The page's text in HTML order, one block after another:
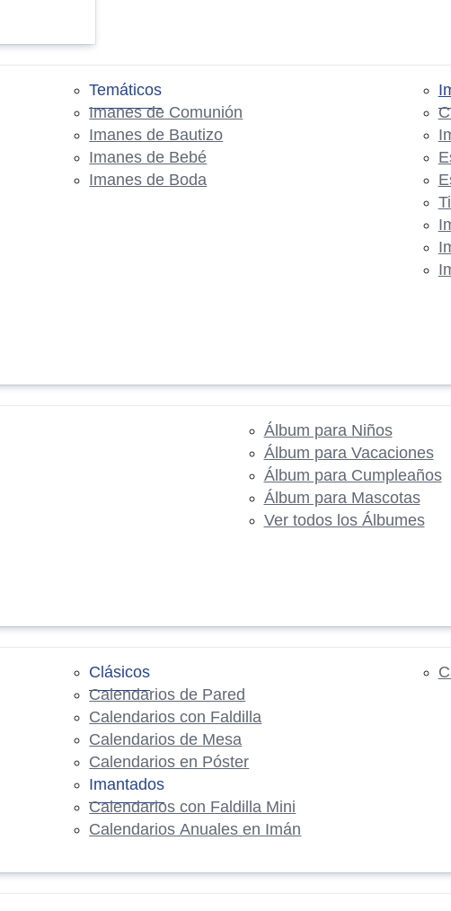
Temáticos
Imanes de Comunión
Imanes de Bautizo
Imanes de Bebé
Imanes de Boda
Álbum para Niños
Álbum para Vacaciones
Álbum para Cumpleaños
Álbum para Mascotas
Ver todos los Álbumes
Clásicos
Calendarios de Pared
Calendarios con Faldilla
Calendarios de Mesa
Calendarios en Póster
Imantados
Calendarios con Faldilla Mini
Calendarios Anuales en Imán